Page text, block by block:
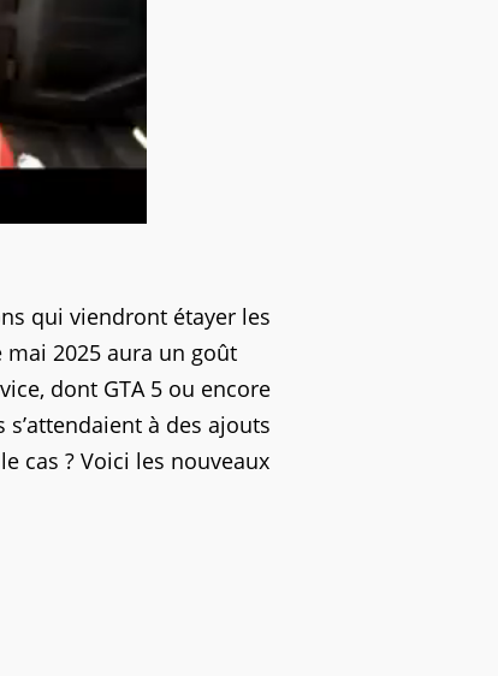
qui viendront étayer les
mai 2025 aura un goût
dont GTA 5 ou encore
à des ajouts
cas ? Voici les nouveaux